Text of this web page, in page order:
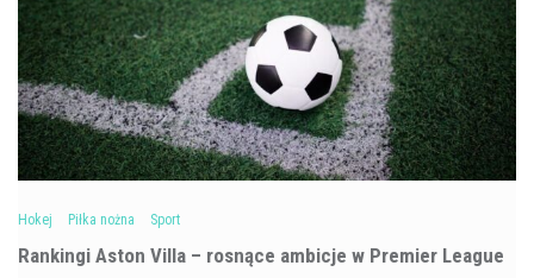
Hokej Piłka nożna Sport
Rankingi Aston Villa – rosnące ambicje w Premier League